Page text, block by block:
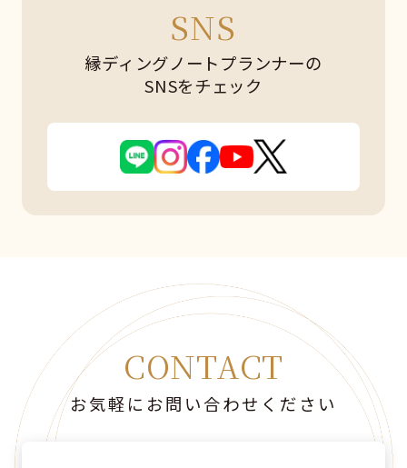
SNS
縁ディングノートプランナーの
SNSをチェック
CONTACT
お気軽にお問い合わせください